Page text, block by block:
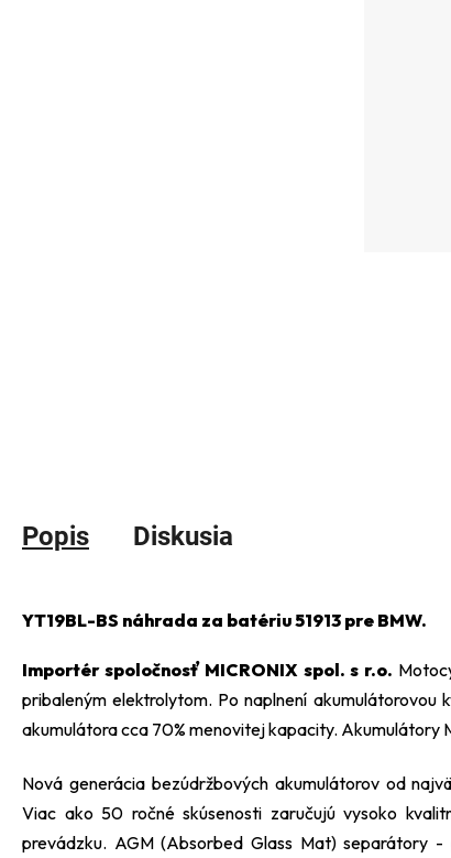
Popis Diskusia
YT19BL-BS náhrada za batériu 51913 pre BMW.
Importér spoločnosť MICRONIX spol. s r.o.
pribaleným elektrolytom. Po naplnení akumulátorovou
akumulátora cca 70% menovitej kapacity. Akumulátory
Nová generácia bezúdržbových akumulátorov od
Viac ako 50 ročné skúsenosti zaručujú vysoko
prevádzku. AGM (Absorbed Glass Mat) separátory